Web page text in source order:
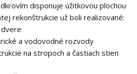
disponuje úžitkovou plochou
rekonštrukcie už boli realizované:
a vodovodné rozvody
na stropoch a častiach stien